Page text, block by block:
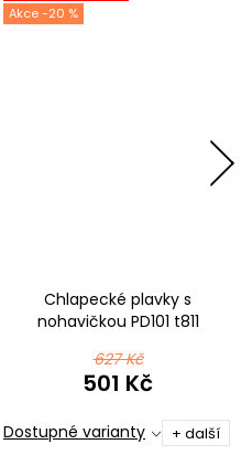
-20 %
Chlapecké plavky s
nohavičkou PD101 t811
627 Kč
501 Kč
Dostupné varianty + další